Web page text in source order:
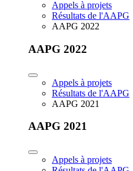
Appels à projets
Résultats de l'AAPG
AAPG 2022
AAPG 2022
Appels à projets
Résultats de l'AAPG
AAPG 2021
AAPG 2021
Appels à projets